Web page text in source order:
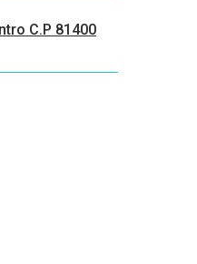
C.P 81400